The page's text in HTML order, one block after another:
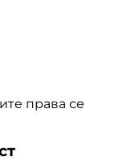
права се